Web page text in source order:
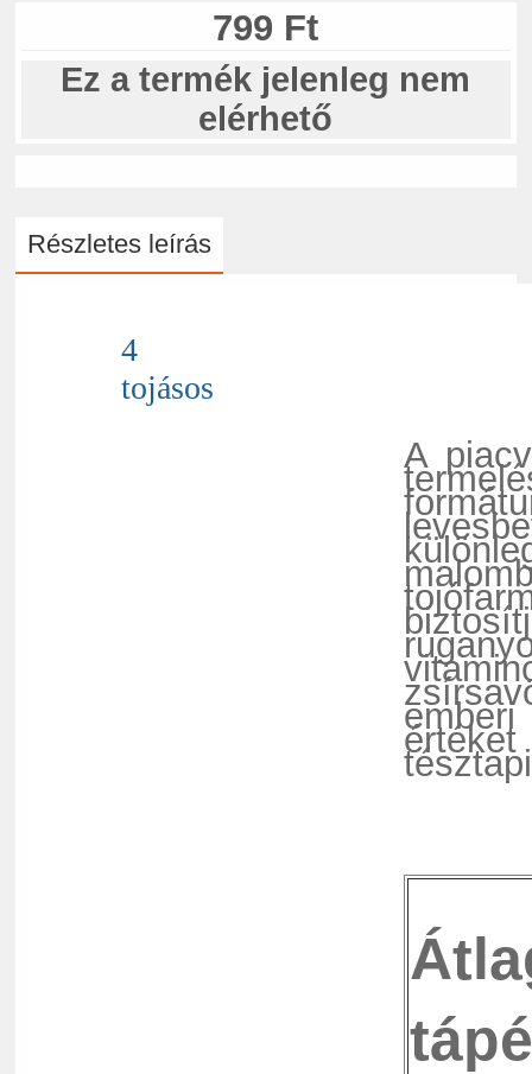
799 Ft
Ez a termék jelenleg nem
elérhető
Részletes leírás
4
tojásos
A